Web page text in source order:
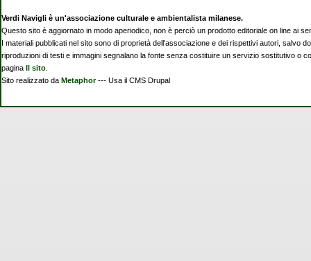
Verdi Navigli è un'associazione culturale e ambientalista milanese.
Questo sito è aggiornato in modo aperiodico, non è perciò un prodotto editoriale on line ai
I materiali pubblicati nel sito sono di proprietà dell'associazione e dei rispettivi autori, salvo
riproduzioni di testi e immagini segnalano la fonte senza costituire un servizio sostitutivo o
pagina Il sito
Sito realizzato da Metaphor--- Usa il CMS Drupal